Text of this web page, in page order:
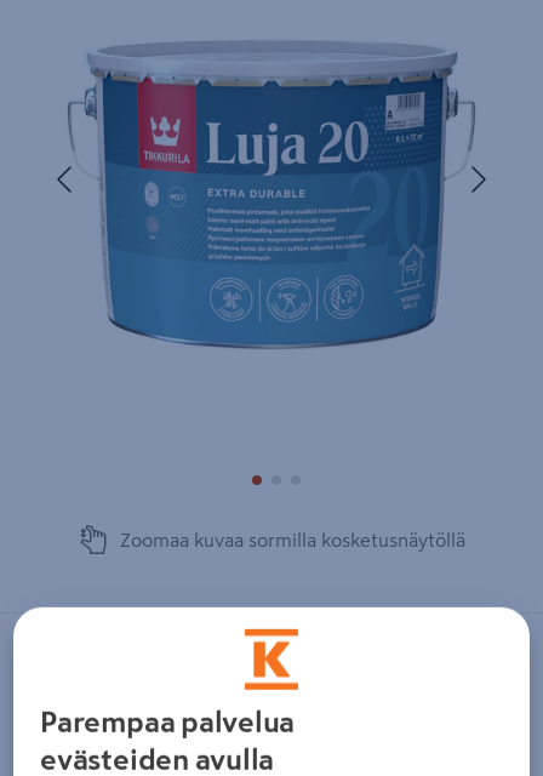
Edellinen
Zoomaa kuvaa sormilla kosketusnäytöllä
sävytettävä
Parempaa palvelua
evästeiden avulla